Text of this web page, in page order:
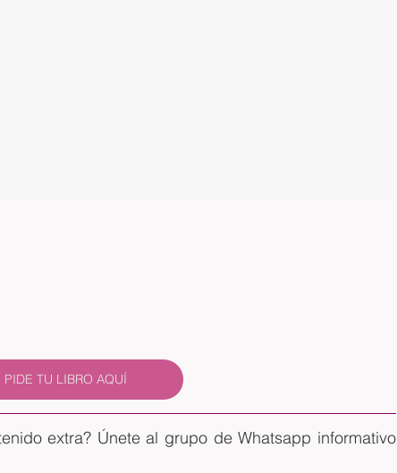
PIDE TU LIBRO AQUÍ
extra? Únete al grupo de Whatsapp informativo